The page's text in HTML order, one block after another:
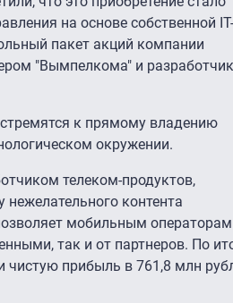
на основе собственной IT-
пакет акций компании
"Вымпелкома" и
к прямому владению
окружении.
телеком-продуктов,
нежелательного контента
мобильным операторам
так и от партнеров. По
чистую прибыль в 761,8 млн